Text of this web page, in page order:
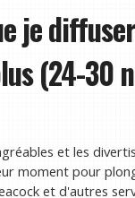
je
(24-30
et les
moment pour
et d'autres